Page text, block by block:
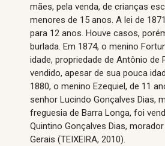
mães, pela venda, de crianças
menores de 15 anos. A lei de
para 12 anos. Houve casos,
burlada. Em 1874, o menino
idade, propriedade de Antônio de
vendido, apesar de sua pouca
1880, o menino Ezequiel, de 11
senhor Lucindo Gonçalves Dias,
freguesia de Barra Longa, foi
Quintino Gonçalves Dias,
Gerais (TEIXEIRA, 2010).